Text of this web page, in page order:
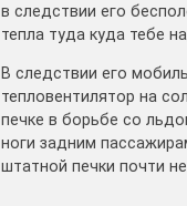
в следствии его
тепла туда куда тебе
В следствии его
тепловентилятор на
печке в борьбе со
ноги задним
штатной печки почти